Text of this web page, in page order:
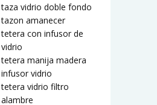
taza vidrio doble fondo
tazon amanecer
tetera con infusor de
vidrio
tetera manija madera
infusor vidrio
tetera vidrio filtro
alambre